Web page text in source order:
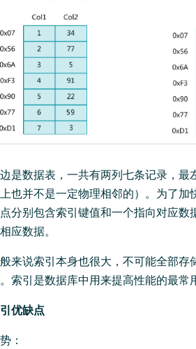
是数据表，一共有两列七条记录，
也并不是一定物理相邻的）。为了
分别包含索引键值和一个指向对应
应数据。
来说索引本身也很大，不可能全部
。索引是数据库中用来提高性能的最常
优缺点
：